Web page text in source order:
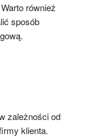
również
sposób
zależności od
klienta.